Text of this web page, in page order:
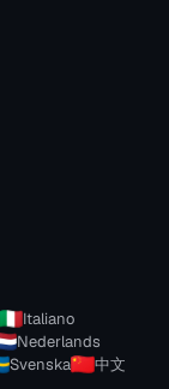
Italiano
Nederlands
Svenska 中文